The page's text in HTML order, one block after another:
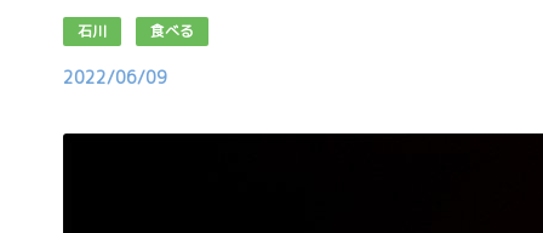
石川 食べる
2022/06/09